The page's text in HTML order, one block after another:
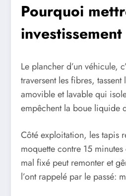
Pourquoi
investissement
Le plancher d’un véhicule,
traversent les fibres,
amovible et lavable qui
empêchent la boue liquide
Côté exploitation, les tapis
moquette contre 15
mal fixé peut remonter et
l’ont rappelé par le passé: